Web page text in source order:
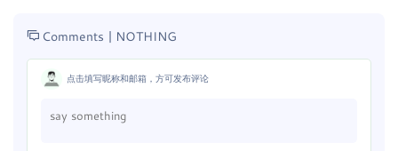
Comments | NOTHING
点击填写昵称和邮箱，方可发布评论